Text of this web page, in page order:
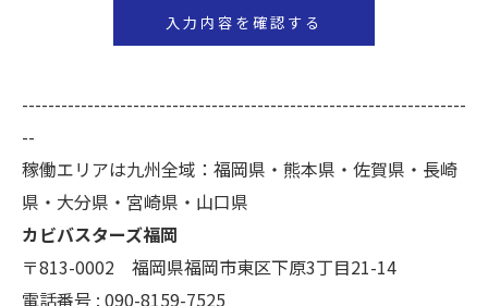
当社では、お客様の個人情報の開示･訂正･削除・利
個人情報の開示･訂正･削除・利用停止の具体的手続
きにつきましては、お電話でお問合せ下さい。
--------------------------------------------------------------------
--
稼働エリアは九州全域：福岡県・熊本県・佐賀県・長崎
県・大分県・宮崎県・山口県
カビバスターズ福岡
〒813-0002 福岡県福岡市東区下原3丁目21-14
電話番号 : 090-8159-7525